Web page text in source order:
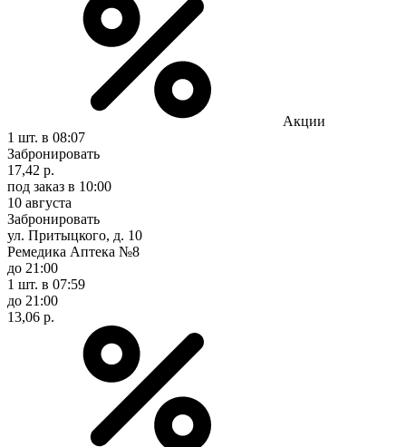
Акции
1 шт. в 08:07
Забронировать
17,42 р.
под заказ в 10:00
10 августа
Забронировать
ул. Притыцкого, д. 10
Ремедика Аптека №8
до 21:00
1 шт. в 07:59
до 21:00
13,06 р.